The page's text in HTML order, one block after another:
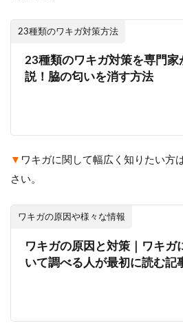
23種類のワキガ対策方法
23種類のワキガ対策を専門家
説！脇の匂いを消す方法
▼ ワキガに関して幅広く知りたい方
さい。
ワキガの原因や様々な情報
ワキガの原因と対策｜ワキガ
いて調べる人が最初に読む記